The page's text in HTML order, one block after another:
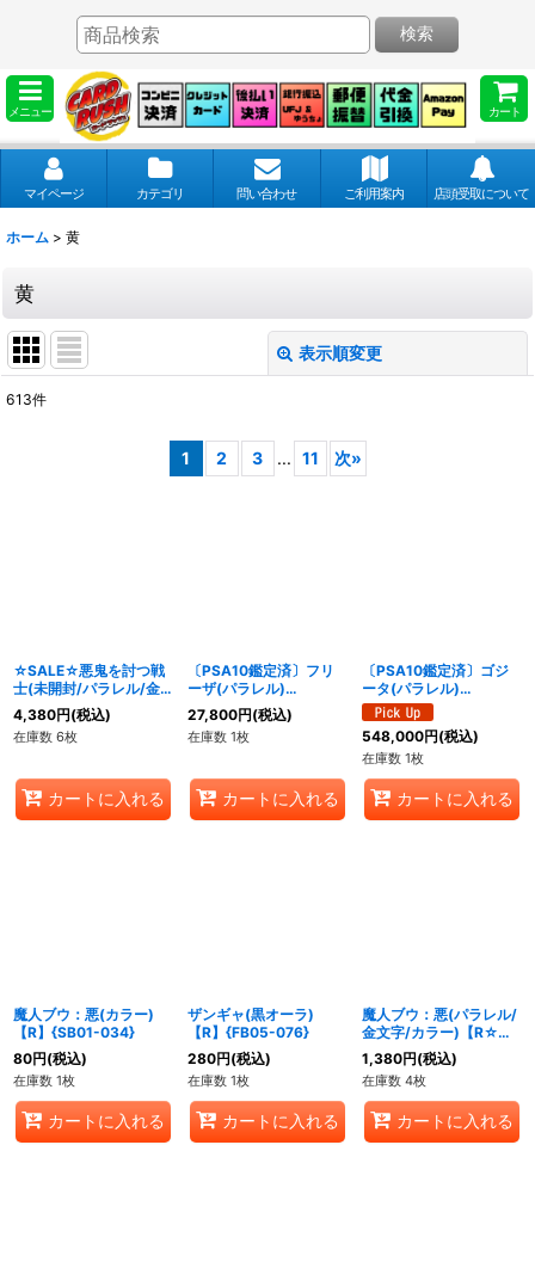
メニュー カート
検索
マイページ カテゴリ 問い合わせ ご利用案内 店頭受取について
ホーム > 黄
黄
表示順変更
613件
1 2 3 ... 11 次»
☆SALE☆悪鬼を討つ戦
士(未開封/パラレル/金
文字/ジャネンバ)
【SR☆】{FB09-096}
4,380円(税込)
在庫数 6枚
カートに入れる
〔PSA10鑑定済〕フリ
ーザ(パラレル)
【SCR☆】{FB05-120}
27,800円(税込)
在庫数 1枚
カートに入れる
〔PSA10鑑定済〕ゴジ
ータ(パラレル)
【SCR☆☆】{FB09-
122}
548,000円(税込)
在庫数 1枚
カートに入れる
魔人ブウ：悪(カラー)
【R】{SB01-034}
80円(税込)
在庫数 1枚
カートに入れる
ザンギャ(黒オーラ)
【R】{FB05-076}
280円(税込)
在庫数 1枚
カートに入れる
魔人ブウ：悪(パラレル/
金文字/カラー)【R☆】
{SB01-034}
1,380円(税込)
在庫数 4枚
カートに入れる